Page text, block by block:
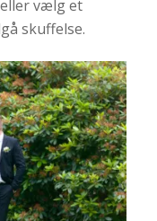
vælg et
skuffelse.